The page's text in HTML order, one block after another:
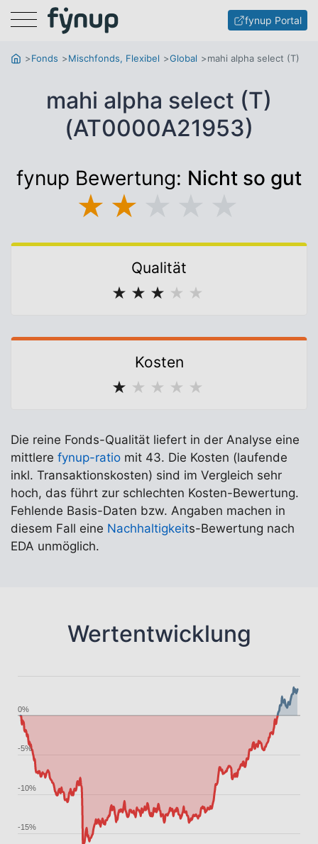
Menu fynup Portal
Fonds Mischfonds, Flexibel Global mahi alpha select (T)
mahi alpha select (T)
(AT0000A21953)
fynup Bewertung: Nicht so gut
★ ★
Qualität
★ ★ ★ ★ ★
Kosten
★ ★ ★ ★ ★
Die reine Fonds-Qualität liefert in der Analyse eine
mittlere fynup-ratio mit 43. Die Kosten (laufende
inkl. Transaktionskosten) sind im Vergleich sehr
hoch, das führt zur schlechten Kosten-Bewertung.
Fehlende Basis-Daten bzw. Angaben machen in
diesem Fall eine Nachhaltigkeits-Bewertung nach
EDA unmöglich.
Wertentwicklung
-15%
-10%
-5%
0%